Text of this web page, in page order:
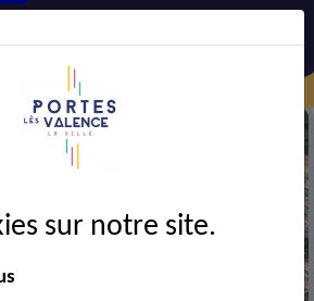
sur notre site.